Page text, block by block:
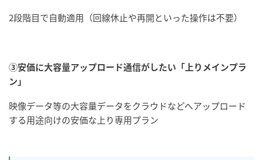
2段階目で自動適用（回線休止や再開といった操作は不要）
③安価に大容量アップロード通信がしたい 「上りメインプラ
ン」
映像データ等の大容量データをクラウドなどへアップロード
する用途向けの安価な上り専用プラン